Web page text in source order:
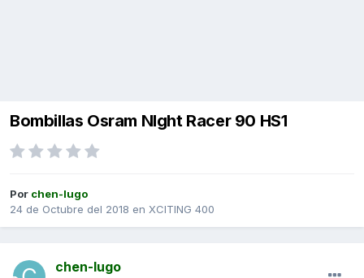
Bombillas Osram NIght Racer 90 HS1
Por chen-lugo
24 de Octubre del 2018 en XCITING 400
chen-lugo